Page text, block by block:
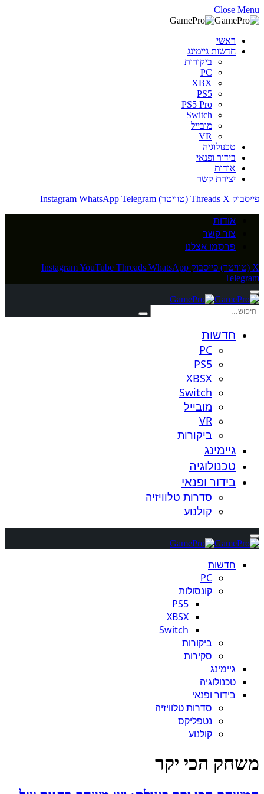
Close Menu
ראשי
חדשות גיימינג
ביקורות
PC
XBX
PS5
PS5 Pro
Switch
מובייל
VR
טכנולוגיה
בידור ופנאי
אודות
יצירת קשר
פייסבוק
Threads X (טוויטר) Instagram WhatsApp Telegram
אודות
צור קשר
פרסמו אצלנו
X (טוויטר) פייסבוק InstagramYouTube Threads WhatsApp
Telegram
חדשות
PC
PS5
XBSX
Switch
מובייל
VR
ביקורות
גיימינג
טכנולוגיה
בידור ופנאי
סדרות טלוויזיה
קולנוע
חדשות
PC
קונסולות
PS5
XBSX
Switch
ביקורות
סקירות
גיימינג
טכנולוגיה
בידור ופנאי
סדרות טלוויזיה
נטפליקס
קולנוע
משחק הכי יקר